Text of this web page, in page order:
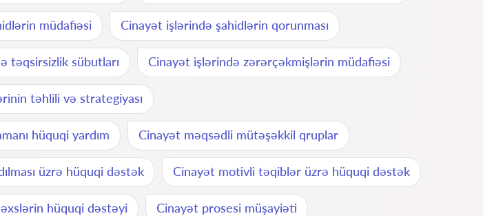
müdafiəsi Cinayət işlərində şahidlərin qorunması
təqsirsizlik sübutları Cinayət işlərində zərərçəkmişlərin müdafiəsi
təhlili və strategiyası
hüquqi yardım Cinayət məqsədli mütəşəkkil qruplar
üzrə hüquqi dəstək Cinayət motivli təqiblər üzrə hüquqi dəstək
hüquqi dəstəyi Cinayət prosesi müşayiəti